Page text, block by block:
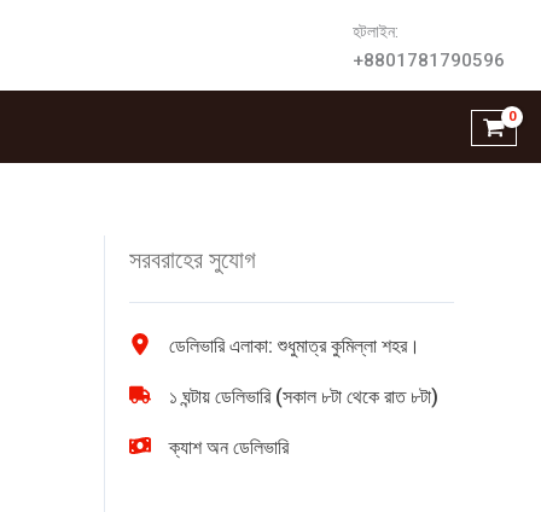
হটলাইন:
+8801781790596
সরবরাহের সুযোগ
ডেলিভারি এলাকা: শুধুমাত্র কুমিল্লা শহর।
১ ঘন্টায় ডেলিভারি (সকাল ৮টা থেকে রাত ৮টা)
ক্যাশ অন ডেলিভারি